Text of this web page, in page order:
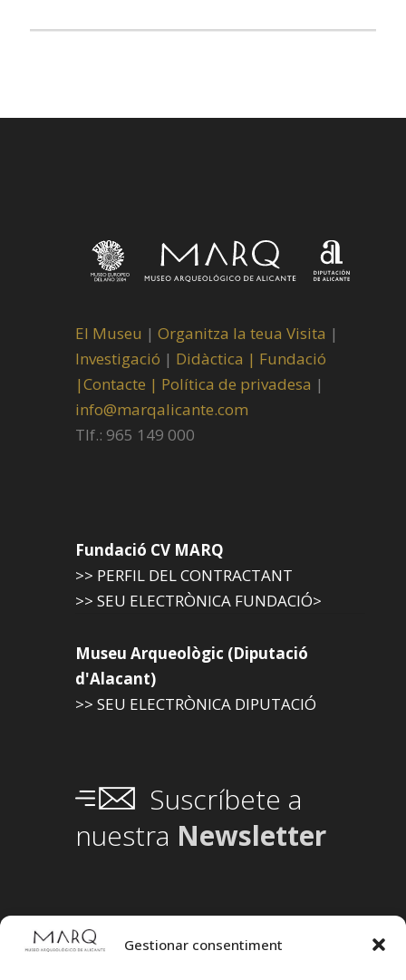
Gestionar consentiment
El Museu | Organitza la teua Visita |
Investigació | Didàctica | Fundació
|Contacte | Política de privadesa |
info@marqalicante.com
Tlf.: 965 149 000
Fundació CV MARQ
>> PERFIL DEL CONTRACTANT
>> SEU ELECTRÒNICA FUNDACIÓ>
Museu Arqueològic (Diputació
d'Alacant)
>> SEU ELECTRÒNICA DIPUTACIÓ
Suscríbete a
nuestra Newsletter